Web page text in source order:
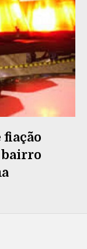
fiação